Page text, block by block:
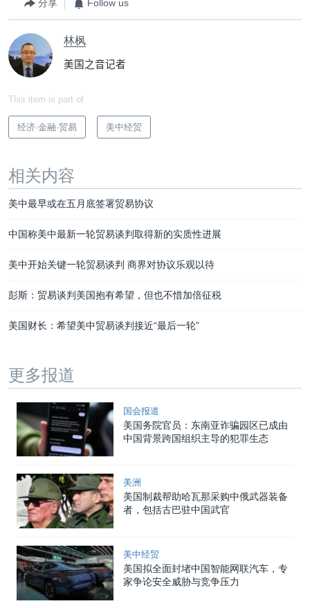
分享 Follow us
林枫
美国之音记者
This item is part of
经济·金融·贸易 美中经贸
相关内容
美中最早或在五月底签署贸易协议
中国称美中最新一轮贸易谈判取得新的实质性进展
美中开始关键一轮贸易谈判 商界对协议乐观以待
彭斯：贸易谈判美国抱有希望，但也不惜加倍征税
美国财长：希望美中贸易谈判接近“最后一轮”
更多报道
国会报道
美国务院官员：东南亚诈骗园区已成由
中国背景跨国组织主导的犯罪生态
美洲
美国制裁帮助哈瓦那采购中俄武器装备
者，包括古巴驻中国武官
美中经贸
美国拟全面封堵中国智能网联汽车，专
家争论安全威胁与竞争压力